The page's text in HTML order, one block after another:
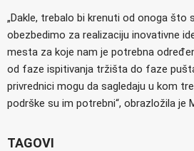
„Dakle, trebalo bi krenuti od onoga što
obezbedimo za realizaciju inovativne
mesta za koje nam je potrebna
od faze ispitivanja tržišta do faze
privrednici mogu da sagledaju u kom
podrške su im potrebni“, obrazložila je
TAGOVI